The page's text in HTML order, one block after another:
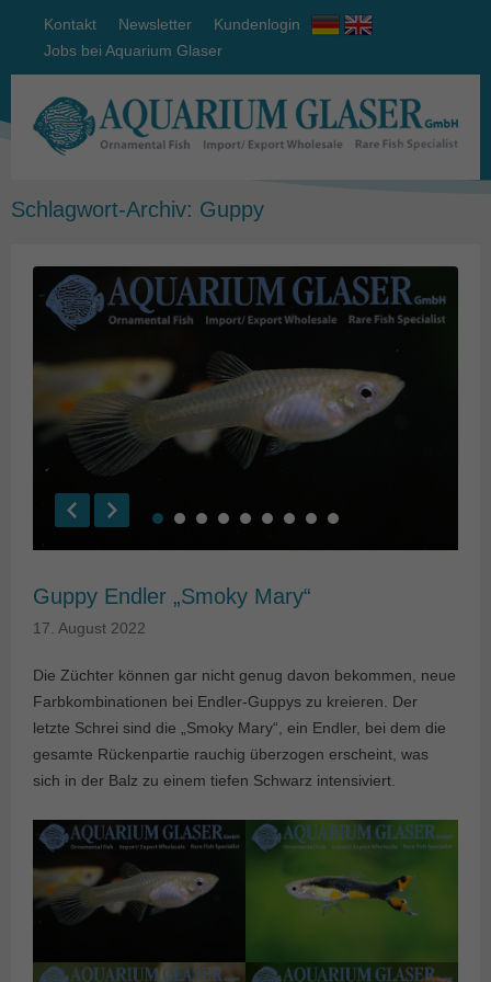
Kontakt Newsletter
Kundenlogin
Jobs bei Aquarium Glaser
Schlagwort-Archiv: Guppy
Guppy Endler „Smoky Mary“
17. August 2022
Die Züchter können gar nicht genug davon bekommen, neue
Farbkombinationen bei Endler-Guppys zu kreieren. Der
letzte Schrei sind die „Smoky Mary“, ein Endler, bei dem die
gesamte Rückenpartie rauchig überzogen erscheint, was
sich in der Balz zu einem tiefen Schwarz intensiviert.